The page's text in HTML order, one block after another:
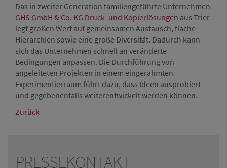
Das in zweiter Generation familiengeführte Unternehmen
GHS GmbH & Co. KG Druck- und Kopierlösungen aus Trier
legt großen Wert auf gemeinsamen Austausch, flache
Hierarchien sowie eine große Diversität. Dadurch kann
sich das Unternehmen schnell an veränderte
Bedingungen anpassen. Die Durchführung von
angeleiteten Projekten in einem eingerahmten
Experimentierraum führt dazu, dass Ideen ausprobiert
und gegebenenfalls weiterentwickelt werden können.
Zurück
PRESSEKONTAKT